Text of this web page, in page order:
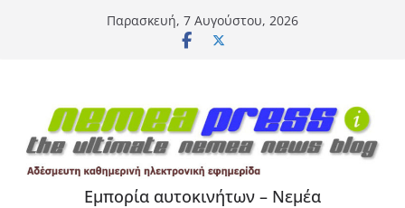
Παρασκευή, 7 Αυγούστου, 2026
Εμπορία αυτοκινήτων – Νεμέα